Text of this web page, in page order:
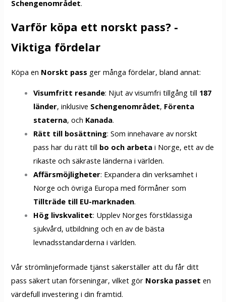
Schengenområdet.
Varför köpa ett norskt pass? -
Viktiga fördelar
Köpa en Norskt pass ger många fördelar, bland annat:
Visumfritt resande: Njut av visumfri tillgång till 187
länder, inklusive Schengenområdet, Förenta
staterna, och Kanada.
Rätt till bosättning: Som innehavare av norskt
pass har du rätt till bo och arbeta i Norge, ett av de
rikaste och säkraste länderna i världen.
Affärsmöjligheter: Expandera din verksamhet i
Norge och övriga Europa med förmåner som
Tillträde till EU-marknaden.
Hög livskvalitet: Upplev Norges förstklassiga
sjukvård, utbildning och en av de bästa
levnadsstandarderna i världen.
Vår strömlinjeformade tjänst säkerställer att du får ditt
pass säkert utan förseningar, vilket gör Norska passet en
värdefull investering i din framtid.